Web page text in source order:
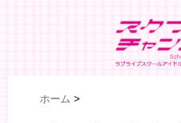
ホーム >